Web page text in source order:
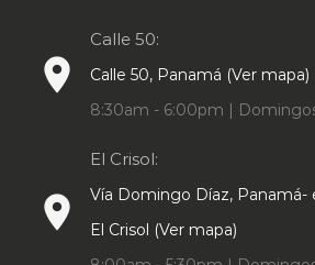
place
Calle 50:
Calle 50, Panamá (Ver mapa)
8:30am - 6:00pm |
place
El Crisol:
Vía Domingo Díaz, Panamá-
El Crisol (Ver mapa)